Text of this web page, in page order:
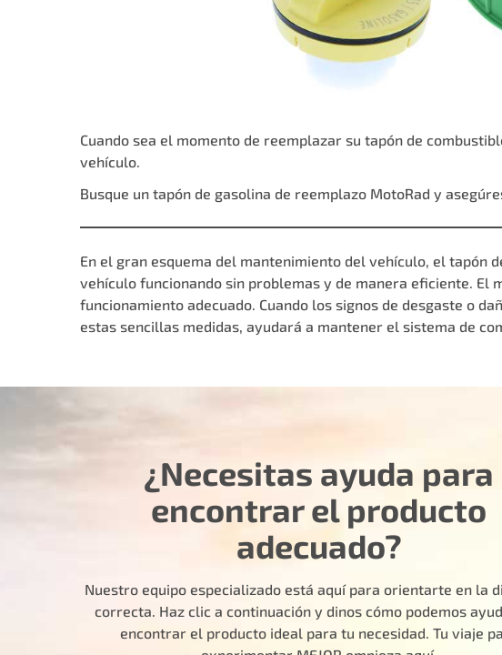
Cuando sea el momento de reemplazar su tapón de
vehículo.
Busque un tapón de gasolina de reemplazo MotoRad y
En el gran esquema del mantenimiento del vehículo, el tapón
vehículo funcionando sin problemas y de manera eficiente.
funcionamiento adecuado. Cuando los signos de desgaste o
estas sencillas medidas, ayudará a mantener el sistema de
¿Necesitas ayuda para
encontrar el producto
adecuado?
Nuestro equipo especializado está aquí para orientarte en la
correcta. Haz clic a continuación y dinos cómo podemos
encontrar el producto ideal para tu necesidad. Tu viaje